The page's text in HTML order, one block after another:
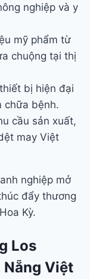
nghiệp và y
mỹ phẩm từ
chuộng tại thị
bị hiện đại
chữa bệnh.
cầu sản xuất,
may Việt
nghiệp mở
đẩy thương
Kỳ.
Los
Nẵng Việt